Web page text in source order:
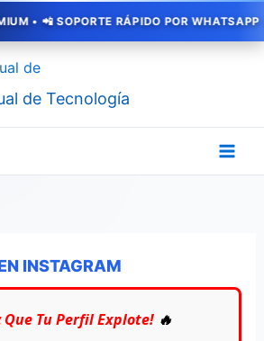
RÁPIDO POR WHATSAPP
de Tecnología
INSTAGRAM
Que Tu Perfil Explote! 🔥
Ordenado